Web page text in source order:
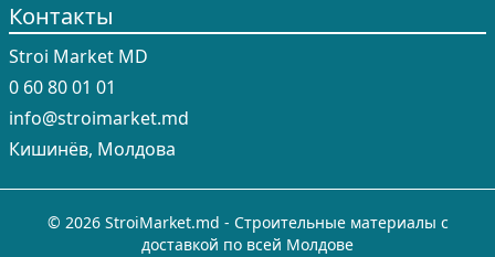
Контакты
Stroi Market MD
0 60 80 01 01
info@stroimarket.md
Кишинёв, Молдова
© 2026 StroiMarket.md - Строительные материалы с
доставкой по всей Молдове